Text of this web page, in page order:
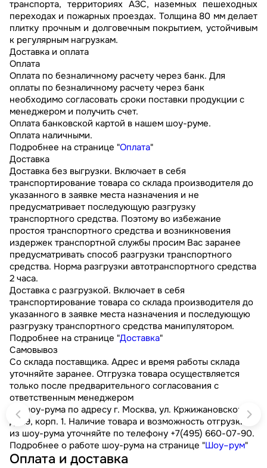
транспорта, территориях АЗС, наземных пешеходных
переходах и пожарных проездах. Толщина 80 мм делает
плитку прочным и долговечным покрытием, устойчивым
к регулярным нагрузкам.
Доставка и оплата
Оплата
Оплата по безналичному расчету через банк. Для
оплаты по безналичному расчету через банк
необходимо согласовать сроки поставки продукции с
менеджером и получить счет.
Оплата банковской картой в нашем шоу-руме.
Оплата наличными.
Подробнее на странице "Оплата"
Доставка
Доставка без выгрузки. Включает в себя
транспортирование товара со склада производителя до
указанного в заявке места назначения и не
предусматривает последующую разгрузку
транспортного средства. Поэтому во избежание
простоя транспортного средства и возникновения
издержек транспортной службы просим Вас заранее
предусматривать способ разгрузки транспортного
средства. Норма разгрузки автотранспортного средства
2 часа.
Доставка с разгрузкой. Включает в себя
транспортирование товара со склада производителя до
указанного в заявке места назначения и последующую
разгрузку транспортного средства манипулятором.
Подробнее на странице "Доставка"
Самовывоз
Со склада поставщика. Адрес и время работы склада
уточняйте заранее. Отгрузка товара осуществляется
только после предварительного согласования с
ответственным менеджером
Из шоу-рума по адресу г. Москва, ул. Кржижановского,
д. 29, корп. 1. Наличие товара и возможность отгрузки
из шоу-рума уточняйте по телефону +7(495) 660-07-90.
Подробнее о работе шоу-рума на странице "Шоу–рум"
Оплата и доставка